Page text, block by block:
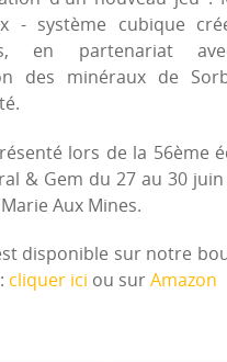
- système cubique
en partenariat
des minéraux de
lors de la 56ème
& Gem du 27 au 30 juin
Aux Mines.
disponible sur notre
cliquer ici ou sur Amazon